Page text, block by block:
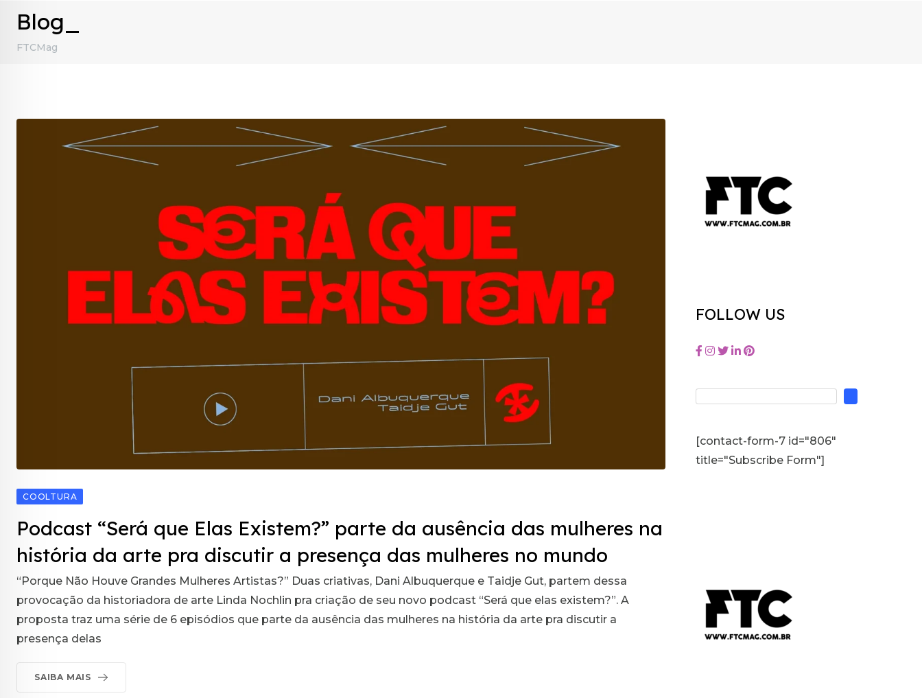
Blog_
FTCMag
COOLTURA
Podcast “Será que Elas Existem?” parte da ausência das mulheres na
história da arte pra discutir a presença das mulheres no mundo
“Porque Não Houve Grandes Mulheres Artistas?” Duas criativas, Dani Albuquerque e Taidje Gut, partem dessa
provocação da historiadora de arte Linda Nochlin pra criação de seu novo podcast “Será que elas existem?”. A
proposta traz uma série de 6 episódios que parte da ausência das mulheres na história da arte pra discutir a
presença delas
SAIBA MAIS
FOLLOW US
[contact-form-7 id="806"
title="Subscribe Form"]